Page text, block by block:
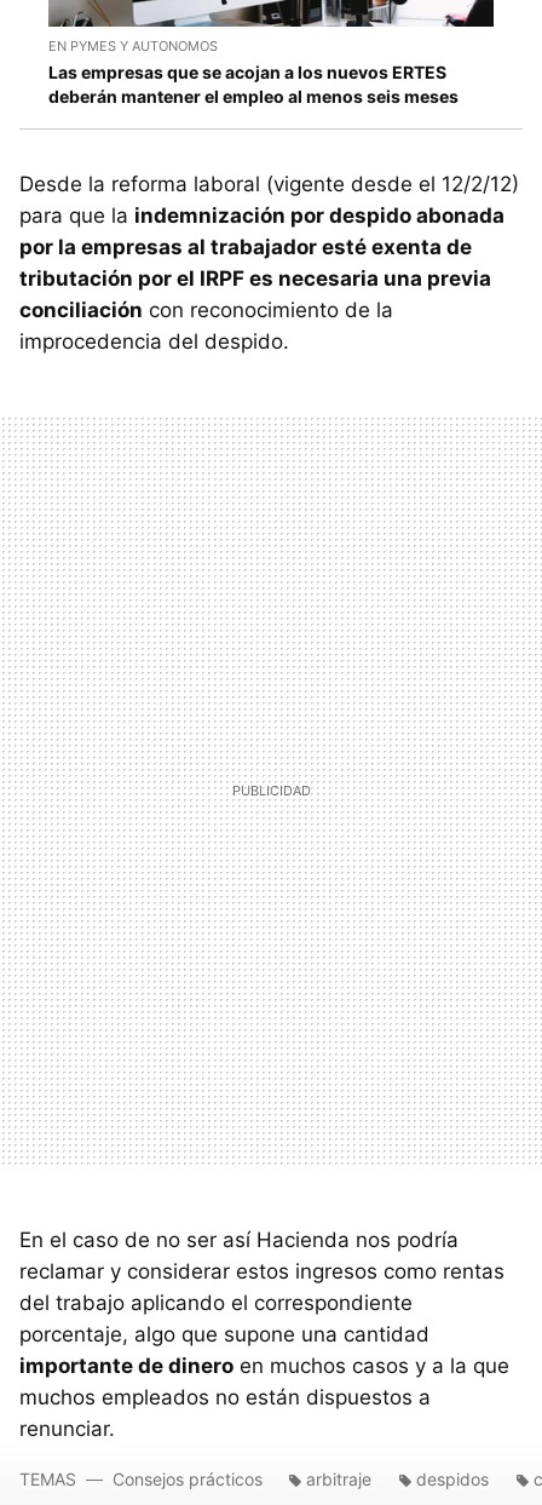
EN PYMES Y AUTONOMOS
Las empresas que se acojan a los nuevos ERTES
deberán mantener el empleo al menos seis meses
Desde la reforma laboral (vigente desde el 12/2/12)
para que la indemnización por despido abonada
por la empresas al trabajador esté exenta de
tributación por el IRPF es necesaria una previa
conciliación con reconocimiento de la
improcedencia del despido.
En el caso de no ser así Hacienda nos podría
reclamar y considerar estos ingresos como rentas
del trabajo aplicando el correspondiente
porcentaje, algo que supone una cantidad
importante de dinero en muchos casos y a la que
muchos empleados no están dispuestos a
renunciar.
TEMAS Consejos prácticos arbitraje despidos